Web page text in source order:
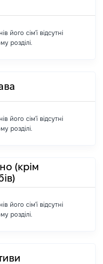
його сім'ї відсутні
розділі.
його сім'ї відсутні
розділі.
(крім
його сім'ї відсутні
розділі.